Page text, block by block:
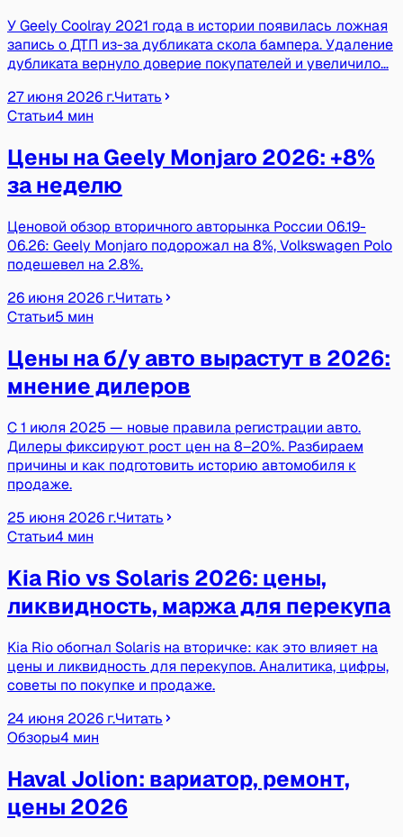
У Geely Coolray 2021 года в истории появилась ложная
запись о ДТП из-за дубликата скола бампера. Удаление
дубликата вернуло доверие покупателей и увеличило…
27 июня 2026 г.Читать
Статьи4 мин
Цены на Geely Monjaro 2026: +8%
за неделю
Ценовой обзор вторичного авторынка России 06.19-
06.26: Geely Monjaro подорожал на 8%, Volkswagen Polo
подешевел на 2.8%.
26 июня 2026 г.Читать
Статьи5 мин
Цены на б/у авто вырастут в 2026:
мнение дилеров
С 1 июля 2025 — новые правила регистрации авто.
Дилеры фиксируют рост цен на 8–20%. Разбираем
причины и как подготовить историю автомобиля к
продаже.
25 июня 2026 г.Читать
Статьи4 мин
Kia Rio vs Solaris 2026: цены,
ликвидность, маржа для перекупа
Kia Rio обогнал Solaris на вторичке: как это влияет на
цены и ликвидность для перекупов. Аналитика, цифры,
советы по покупке и продаже.
24 июня 2026 г.Читать
Обзоры4 мин
Haval Jolion: вариатор, ремонт,
цены 2026